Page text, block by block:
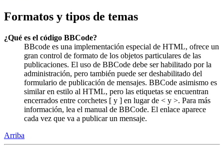
Formatos y tipos de temas
¿Qué es el código BBCode?
BBcode es una implementación especial de HTML, ofrece un
gran control de formato de los objetos particulares de las
publicaciones. El uso de BBCode debe ser habilitado por la
administración, pero también puede ser deshabilitado del
formulario de publicación de mensajes. BBCode asimismo es
similar en estilo al HTML, pero las etiquetas se encuentran
encerrados entre corchetes [ y ] en lugar de < y >. Para más
información, lea el manual de BBCode. El enlace aparece
cada vez que va a publicar un mensaje.
Arriba